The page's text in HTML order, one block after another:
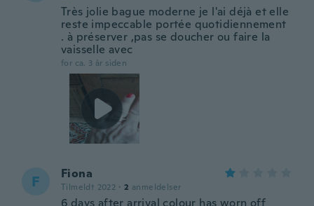
Très jolie bague moderne je l'ai déjà et elle
reste impeccable portée quotidiennement
. à préserver ,pas se doucher ou faire la
vaisselle avec
for ca. 3 år siden
F Fiona
Tilmeldt 2022 · 2 anmeldelser
6 days after arrival colour has worn off